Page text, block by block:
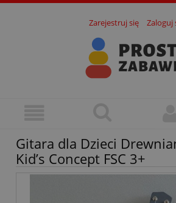
Zarejestruj się Zaloguj
Gitara dla Dzieci
Kid’s Concept FSC 3+